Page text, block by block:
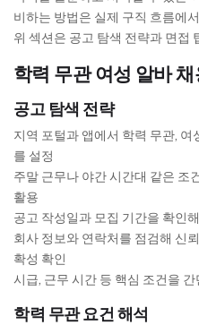
비하는 방법은 실제 구직 흐름에
위 섹션은 공고 탐색 전략과 면접
학력 무관 여성 알바
공고 탐색 전략
지역 포털과 앱에서 학력 무관, 여
를 설정
주말 근무나 야간 시간대 같은 조
활용
공고 작성일과 모집 기간을 확인
회사 정보와 연락처를 점검해 신
확성 확인
시급, 근무 시간 등 핵심 조건을
학력 무관 요건 해석